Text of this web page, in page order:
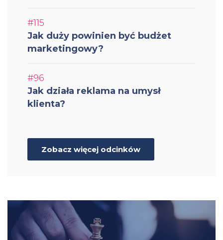
#115
Jak duży powinien być budżet
marketingowy?
#96
Jak działa reklama na umysł
klienta?
Zobacz więcej odcinków